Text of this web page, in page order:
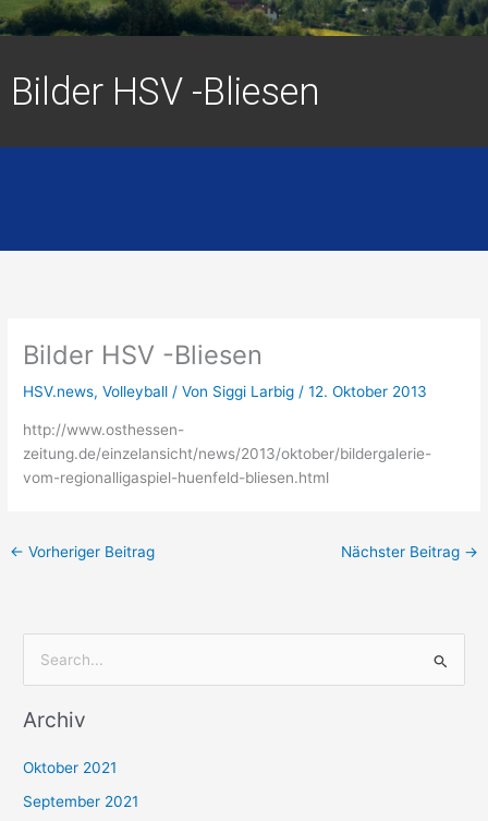
Bilder HSV -Bliesen
Bilder HSV -Bliesen
HSV.news,Volleyball / Von Siggi Larbig/12. Oktober 2013
http://www.osthessen-
zeitung.de/einzelansicht/news/2013/oktober/bildergalerie-
vom-regionalligaspiel-huenfeld-bliesen.html
← Vorheriger Beitrag Nächster Beitrag →
c
n
Archiv
Oktober 2021
September 2021